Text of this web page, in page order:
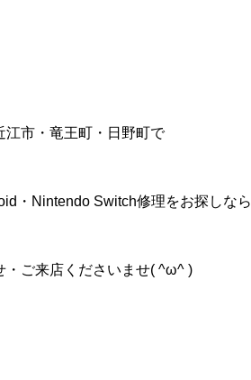
江市・竜王町・日野町で
・Nintendo Switch修理をお探しなら
・ご来店くださいませ( ^ω^ )